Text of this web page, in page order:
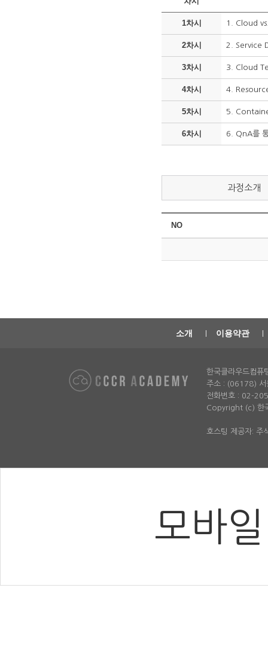
1차시 1. Cloud
2차시 2. Service
3차시 3. Cloud
4차시 4.
5차시 5.
6차시 6. QnA를
과정소개
소개 이용약관
한국클라우드컴퓨
주소 : (06178) 서
전화번호 : 02-
Copyright (c) 한
호스팅 제공자: 주
모바